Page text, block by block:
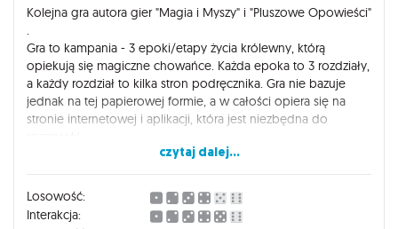
pojawia się na stole podczas jednej rozgrywki)
rozwarstwia się na monetach i skrzyneczkach
- wysoka cena jak za tak prostą grę, moim zdaniem powinna
być 50 zł tańsza (niestety licencja Everdell rządzi się swoimi
prawami).
Kolejna gra autora gier "Magia i Myszy" i "Pluszowe Opowieści"
Gra to kampania - 3 epoki/etapy życia królewny, którą
opiekują się magiczne chowańce. Każda epoka to 3 rozdziały,
a każdy rozdział to kilka stron podręcznika. Gra nie bazuje
jednak na tej papierowej formie, a w całości opiera się na
stronie internetowej i aplikacji, która jest niezbędna do
Zalety gry:
- Scenariusze przygód i sylwetki chowańców są ciekawe,
bardzo dobrze napisane i wciągające.
- Wygląd gry zachwyca. Piękne figurki, ilustracje kart, skrzynka
czytaj dalej...
Losowość:
Interakcja: